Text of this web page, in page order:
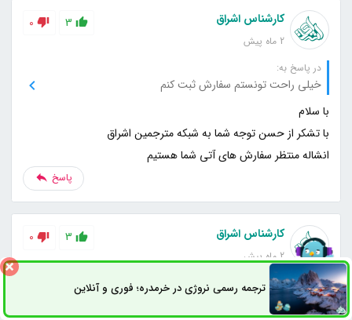
کارشناس اشراق
2 ماه پیش
3
0
در پاسخ به:
خیلی راحت تونستم سفارش ثبت کنم
انشاله منتظر سفارش های آتی شما هستیم
پاسخ
کارشناس اشراق
2 ماه پیش
3
0
در پاسخ به:
ممنون از تیم حرفه‌ای ترجمه
ترجمه رسمی نروژی در خرمدره؛ فوری و آنلاینثبت سفارش راه های ارتباطی